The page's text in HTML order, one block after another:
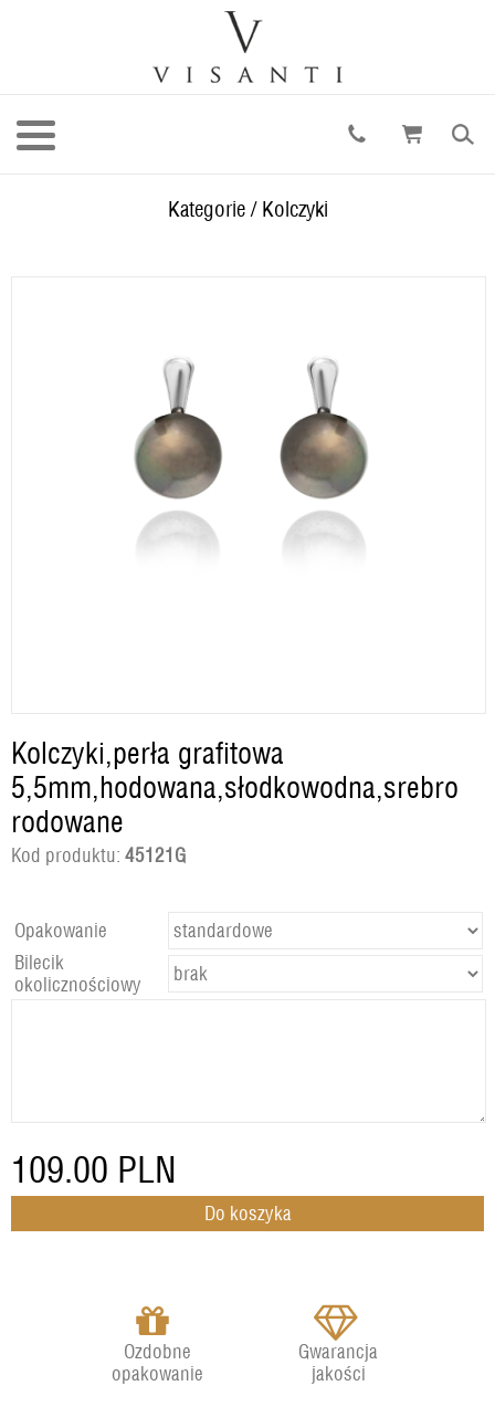
Kategorie/ Kolczyki
Kolczyki,perła grafitowa
5,5mm,hodowana,słodkowodna,srebro
rodowane
Kod produktu: 45121G
Opakowanie
Bilecik
okolicznościowy
109.00 PLN
Ozdobne
opakowanie
Gwarancja
jakości